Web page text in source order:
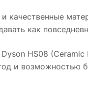
качественные
как
HS08 (Ceramic
и возможностью